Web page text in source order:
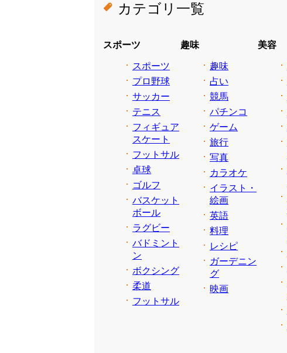
カテゴリ一覧
スポーツ
スポーツ
プロ野球
サッカー
テニス
フィギュア
スケート
フットサル
卓球
ゴルフ
バスケット
ボール
ラグビー
バドミント
ン
ボクシング
柔道
フットサル
趣味
趣味
占い
競馬
パチンコ
ゲーム
旅行
写真
カラオケ
イラスト・
絵画
英語
料理
レシピ
ガーデニン
グ
映画
美容